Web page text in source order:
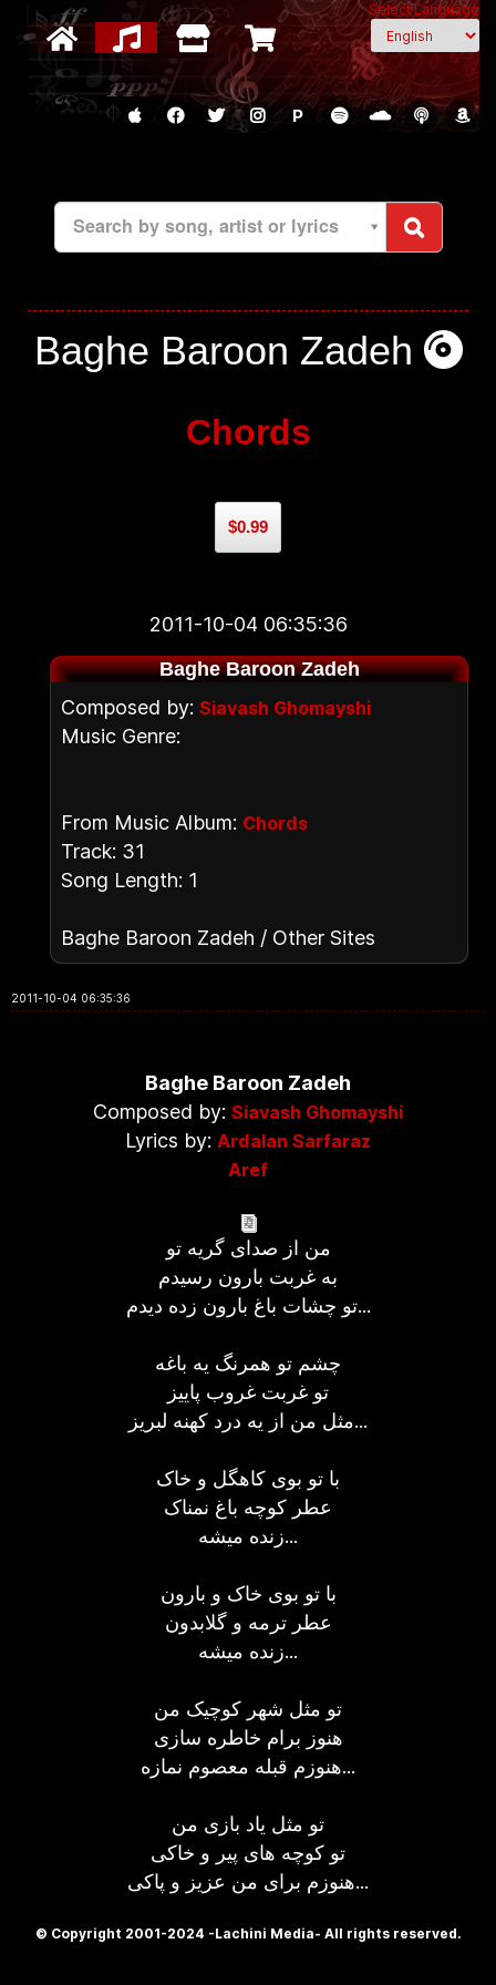
Select Language
P
Search by song, artist or lyrics
Baghe Baroon Zadeh
Chords
$0.99
2011-10-04 06:35:36
Baghe Baroon Zadeh
Composed by: Siavash Ghomayshi
Music Genre:
From Music Album: Chords
Track: 31
Song Length: 1
Baghe Baroon Zadeh / Other Sites
2011-10-04 06:35:36
Baghe Baroon Zadeh
Composed by: Siavash Ghomayshi
Lyrics by: Ardalan Sarfaraz
Aref
من از صدای گریه تو
به غربت بارون رسیدم
تو چشات باغ بارون زده دیدم...
چشم تو همرنگ یه باغه
تو غربت غروب پاییز
مثل من از یه درد کهنه لبریز...
با تو بوی کاهگل و خاک
عطر کوچه باغ نمناک
زنده میشه...
با تو بوی خاک و بارون
عطر ترمه و گلابدون
زنده میشه...
تو مثل شهر کوچیک من
هنوز برام خاطره سازی
هنوزم قبله معصوم نمازه...
تو مثل یاد بازی من
تو کوچه های پیر و خاکی
هنوزم برای من عزیز و پاکی...
© Copyright 2001-2024 -Lachini Media- All rights reserved.